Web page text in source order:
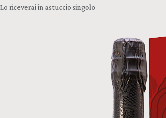
Lo riceverai in astuccio singolo